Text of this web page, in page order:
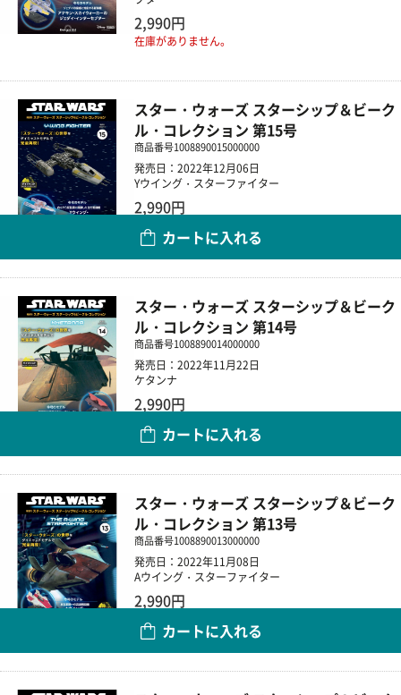
2,990円
在庫がありません。
スター・ウォーズ スターシップ＆ビーク
ル・コレクション 第15号
商品番号1008890015000000
発売日：2022年12月06日
Yウイング・スターファイター
2,990円
カートに入れる
スター・ウォーズ スターシップ＆ビーク
ル・コレクション 第14号
商品番号1008890014000000
発売日：2022年11月22日
ケタンナ
2,990円
カートに入れる
スター・ウォーズ スターシップ＆ビーク
ル・コレクション 第13号
商品番号1008890013000000
発売日：2022年11月08日
Aウイング・スターファイター
2,990円
カートに入れる